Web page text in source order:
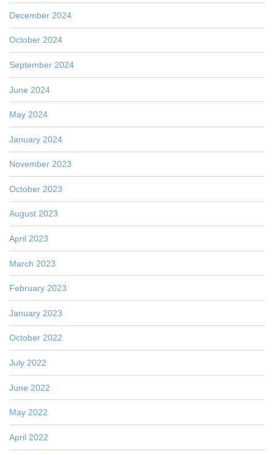
December 2024
October 2024
September 2024
June 2024
May 2024
January 2024
November 2023
October 2023
August 2023
April 2023
March 2023
February 2023
January 2023
October 2022
July 2022
June 2022
May 2022
April 2022